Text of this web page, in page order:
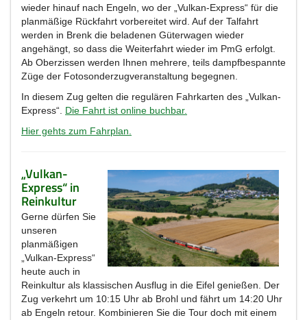
wieder hinauf nach Engeln, wo der „Vulkan-Express“ für die
planmäßige Rückfahrt vorbereitet wird. Auf der Talfahrt
werden in Brenk die beladenen Güterwagen wieder
angehängt, so dass die Weiterfahrt wieder im PmG erfolgt.
Ab Oberzissen werden Ihnen mehrere, teils dampfbespannte
Züge der Fotosonderzugveranstaltung begegnen.
In diesem Zug gelten die regulären Fahrkarten des „Vulkan-
Express“. Die Fahrt ist online buchbar.
Hier gehts zum Fahrplan.
„Vulkan-
Express“ in
Reinkultur
Gerne dürfen Sie
unseren
planmäßigen
„Vulkan-Express“
heute auch in
Reinkultur als klassischen Ausflug in die Eifel genießen. Der
Zug verkehrt um 10:15 Uhr ab Brohl und fährt um 14:20 Uhr
ab Engeln retour. Kombinieren Sie die Tour doch mit einem